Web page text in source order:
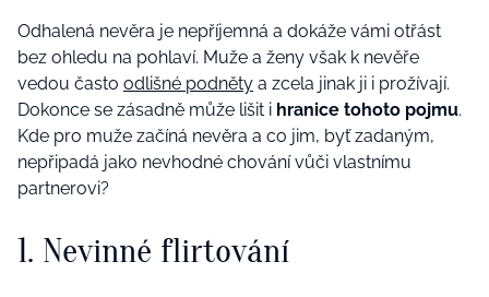
Odhalená nevěra je nepříjemná a dokáže vámi otřást
bez ohledu na pohlaví. Muže a ženy však k nevěře
vedou často odlišné podněty a zcela jinak ji i prožívají.
Dokonce se zásadně může lišit i hranice tohoto pojmu.
Kde pro muže začíná nevěra a co jim, byť zadaným,
nepřipadá jako nevhodné chování vůči vlastnímu
partnerovi?
1. Nevinné flirtování